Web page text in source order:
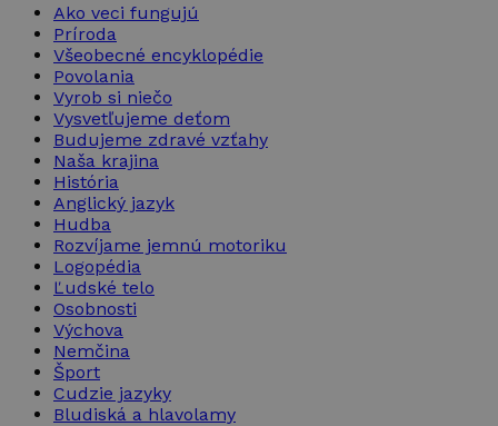
Ako veci fungujú
Príroda
Všeobecné encyklopédie
Povolania
Vyrob si niečo
Vysvetľujeme deťom
Budujeme zdravé vzťahy
Naša krajina
História
Anglický jazyk
Hudba
Rozvíjame jemnú motoriku
Logopédia
Ľudské telo
Osobnosti
Výchova
Nemčina
Šport
Cudzie jazyky
Bludiská a hlavolamy